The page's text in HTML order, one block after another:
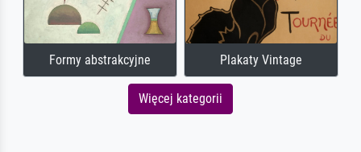
Formy abstrakcyjne Plakaty Vintage
Więcej kategorii